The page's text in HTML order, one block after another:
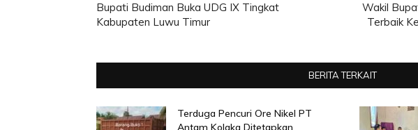
Bupati Budiman Buka UDG IX Tingkat
Kabupaten Luwu Timur
Wakil
Terbaik
BERITA TERKAIT
Terduga Pencuri Ore Nikel PT